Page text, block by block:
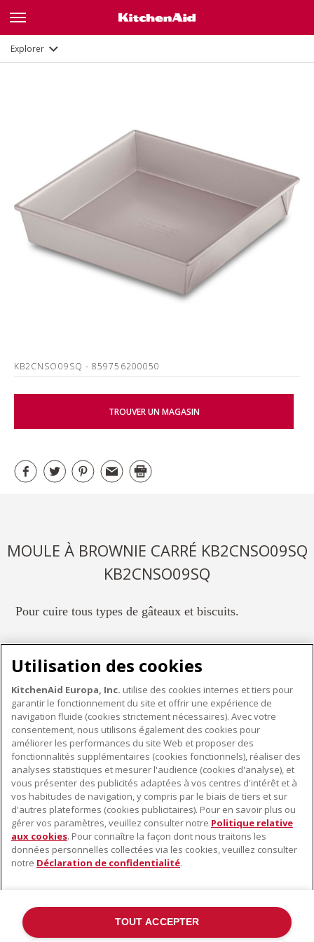
Explorer
KB2CNSO09SQ - 859756200050
TROUVER UN MAGASIN
MOULE À BROWNIE CARRÉ KB2CNSO09SQ
KB2CNSO09SQ
Pour cuire tous types de gâteaux et biscuits.
KITCHENWARE
À PROPOS DE KITCHENAID
À propos de KitchenAid
Histoire de la marque
Communiqués de presse
ODR
NOS PRODUITS
Petits électroménagers
Matériel de cuisine
Accessoires
SERVICE CLIENT
Trouver un magasin
Utilisation des cookies
KitchenAid Europa, Inc. utilise des cookies internes et tiers pour
garantir le fonctionnement du site et offrir une expérience de
navigation fluide (cookies strictement nécessaires). Avec votre
consentement, nous utilisons également des cookies pour
améliorer les performances du site Web et proposer des
fonctionnalités supplémentaires (cookies fonctionnels), réaliser des
analyses statistiques et mesurer l'audience (cookies d'analyse), et
vous présenter des publicités adaptées à vos centres d'intérêt et à
vos habitudes de navigation, y compris par le biais de tiers et sur
d'autres plateformes (cookies publicitaires). Pour en savoir plus ou
gérer vos paramètres, veuillez consulter notre Politique relative
aux cookies. Pour connaître la façon dont nous traitons les
données personnelles collectées via les cookies, veuillez consulter
notre Déclaration de confidentialité.
TOUT ACCEPTER